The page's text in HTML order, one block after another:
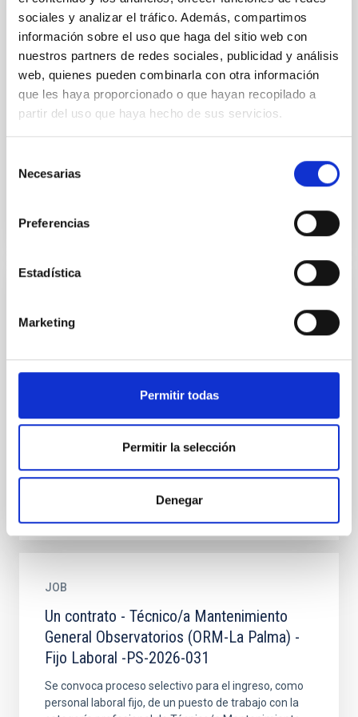
sociales y analizar el tráfico. Además, compartimos
información sobre el uso que haga del sitio web con
nuestros partners de redes sociales, publicidad y análisis
web, quienes pueden combinarla con otra información
que les haya proporcionado o que hayan recopilado a
partir del uso que haya hecho de sus servicios.
Necesarias
Preferencias
Estadística
Marketing
Permitir todas
Permitir la selección
Denegar
Un contrato - Técnico/a de Taller -
Especialidad Mecánica- Fijo Laboral - PS-
2026-032
Se convoca proceso selectivo para el ingreso, como
personal laboral fijo, de un puesto de trabajo con la
categoría profesional de Técnico/a de Taller,
Un Contrato - Técnico/a Mantenimiento
de Proceso Selectivo PS-2022-047
Resolución del Director del Consorcio Instituto de
proceso selectivo para el ingreso, como personal
JOB
Un contrato - Técnico/a Mantenimiento
General Observatorios (ORM-La Palma) -
Fijo Laboral -PS-2026-031
Se convoca proceso selectivo para el ingreso, como
personal laboral fijo, de un puesto de trabajo con la